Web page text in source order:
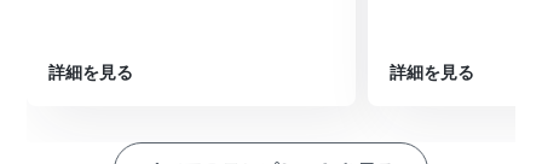
動で作成します
詳細を見る 詳細を見る